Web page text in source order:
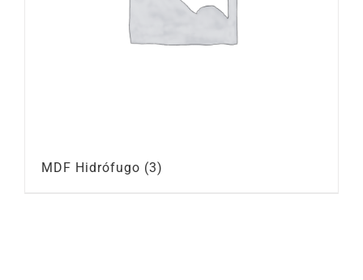
MDF Hidrófugo (3)